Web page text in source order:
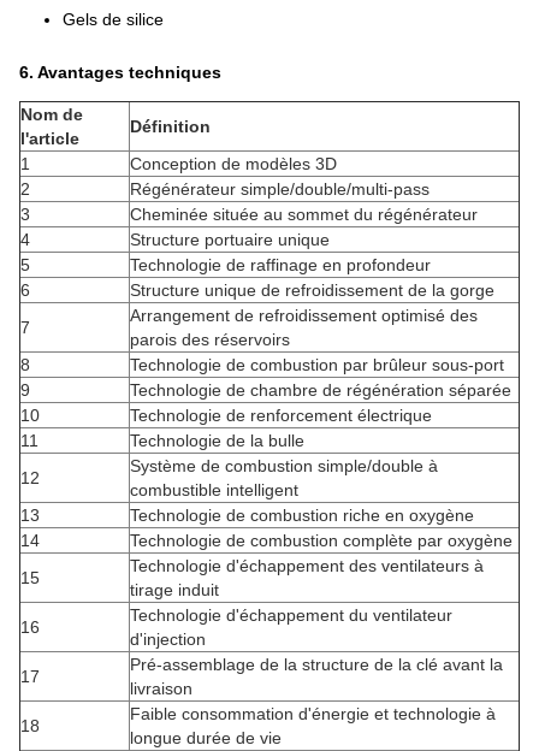
Gels de silice
6. Avantages techniques
Nom de
l'article
Définition
1
Conception de modèles 3D
2
Régénérateur simple/double/multi-pass
3
Cheminée située au sommet du régénérateur
4
Structure portuaire unique
5
Technologie de raffinage en profondeur
6
Structure unique de refroidissement de la gorge
7
Arrangement de refroidissement optimisé des
parois des réservoirs
8
Technologie de combustion par brûleur sous-port
9
Technologie de chambre de régénération séparée
10
Technologie de renforcement électrique
11
Technologie de la bulle
12
Système de combustion simple/double à
combustible intelligent
13
Technologie de combustion riche en oxygène
14
Technologie de combustion complète par oxygène
15
Technologie d'échappement des ventilateurs à
tirage induit
16
Technologie d'échappement du ventilateur
d'injection
17
Pré-assemblage de la structure de la clé avant la
livraison
18
Faible consommation d'énergie et technologie à
longue durée de vie